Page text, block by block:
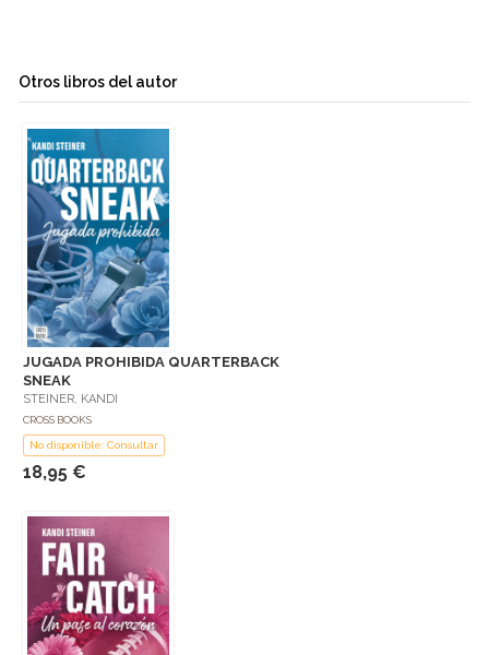
Otros libros del autor
JUGADA PROHIBIDA QUARTERBACK
SNEAK
STEINER, KANDI
CROSS BOOKS
No disponible: Consultar
18,95 €